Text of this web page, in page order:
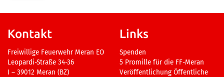
Kontakt
Freiwillige Feuerwehr Meran EO
Leopardi-Straße 34-36
I – 39012 Meran (BZ)
Links
Spenden
5 Promille für die FF-Meran
Veröffentlichung Öffentliche